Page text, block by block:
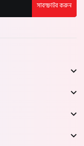
সাবস্ক্রাইব করুন